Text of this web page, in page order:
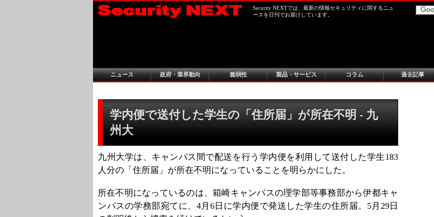
Security NEXTでは、最新の情報セキュリティに関するニュ
ースを日刊でお届けしています。
ニュース 政府・業界動向 脆弱性 製品・サービス コラム 過去記事
学内便で送付した学生の「住所届」が所在不明 - 九
州大
九州大学は、キャンパス間で配送を行う学内便を利用して送付した学生183
人分の「住所届」が所在不明になっていることを明らかにした。
所在不明になっているのは、箱崎キャンパスの理学部等事務部から伊都キャ
ンパスの学務部宛てに、4月6日に学内便で発送した学生の住所届。5月29日